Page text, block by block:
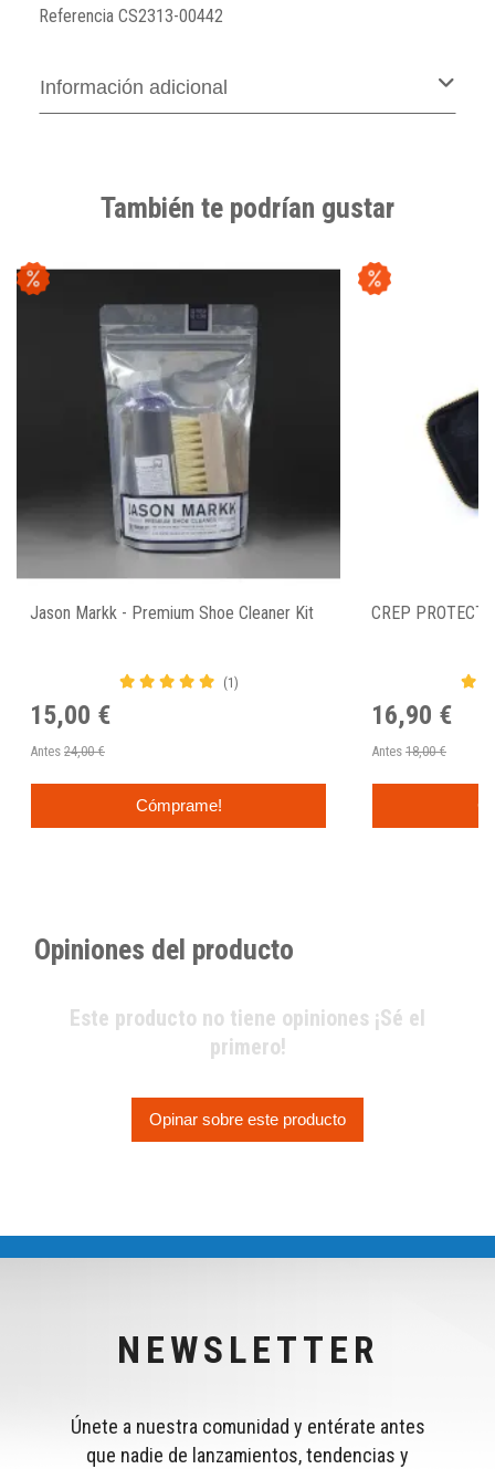
Referencia CS2313-00442
Información adicional
También te podrían gustar
Jason Markk - Premium Shoe Cleaner Kit
(1)
15,00 €
Antes 24,00 €
Cómprame!
CREP PROTECT
16,90 €
Antes 18,00 €
Opiniones del producto
Este producto no tiene opiniones ¡Sé el
primero!
Opinar sobre este producto
NEWSLETTER
Únete a nuestra comunidad y entérate antes
que nadie de lanzamientos, tendencias y